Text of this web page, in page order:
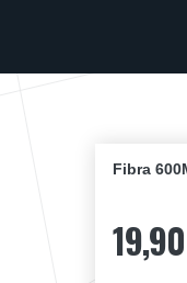
Fibra
19,90